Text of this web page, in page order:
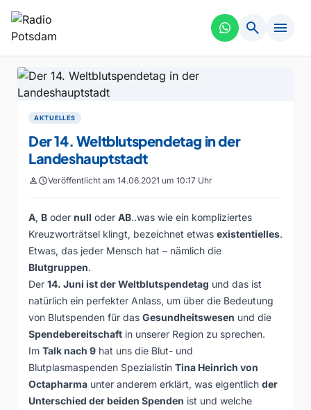
search menu
AKTUELLES
Der 14. Weltblutspendetag in der
Landeshauptstadt
personscheduleVeröffentlicht am 14.06.2021 um 10:17 Uhr
A, B oder null oder AB..was wie ein kompliziertes
Kreuzworträtsel klingt, bezeichnet etwas existentielles.
Etwas, das jeder Mensch hat – nämlich die
Blutgruppen.
Der 14. Juni ist der Weltblutspendetag und das ist
natürlich ein perfekter Anlass, um über die Bedeutung
von Blutspenden für das Gesundheitswesen und die
Spendebereitschaft in unserer Region zu sprechen.
Im Talk nach 9 hat uns die Blut- und
Blutplasmaspenden Spezialistin Tina Heinrich von
Octapharma unter anderem erklärt, was eigentlich der
Unterschied der beiden Spenden ist und welche